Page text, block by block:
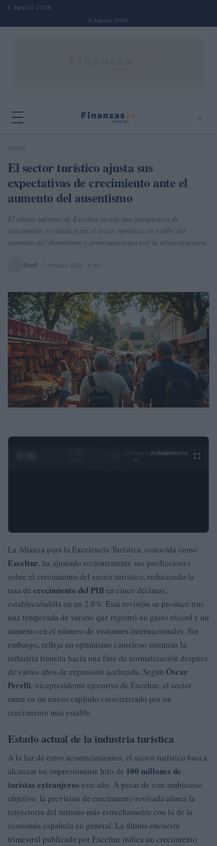
Saltar al contenido
6 agosto 2026
6 agosto 2026
⌕
Buscar
NEWS
El sector turístico ajusta sus
expectativas de crecimiento ante el
aumento del ausentismo
El último informe de Exceltur revela una perspectiva de
crecimiento revisada para el sector turístico, en medio del
aumento del absentismo y preocupaciones por la infraestructura.
Staff 7 octubre 2025 · 4 min
0:29 /
Ad hubMedia
La Alianza para la Excelencia Turística, conocida como
Exceltur, ha ajustado recientemente sus predicciones
sobre el crecimiento del sector turístico, reduciendo la
tasa de crecimiento del PIBen cinco décimas,
estableciéndola en un 2.8%. Esta revisión se produce tras
una temporada de verano que registró un gasto récord y un
aumento en el número de visitantes internacionales. Sin
embargo, refleja un optimismo cauteloso mientras la
industria transita hacia una fase de normalización después
de varios años de expansión acelerada. Según Óscar
Perelli, vicepresidente ejecutivo de Exceltur, el sector
entra en un nuevo capítulo caracterizado por un
crecimiento más estable.
Estado actual de la industria turística
A la luz de estos acontecimientos, el sector turístico busca
alcanzar un impresionante hito de 100 millones de
turistas extranjeros este año. A pesar de este ambicioso
objetivo, la previsión de crecimiento revisada alinea la
trayectoria del turismo más estrechamente con la de la
economía española en general. La última encuesta
trimestral publicada por Exceltur indica un crecimiento